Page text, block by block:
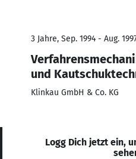
3 Jahre, Sep. 1994 - Aug.
und
Klinkau GmbH & Co. KG
Logg Dich jetzt ein,